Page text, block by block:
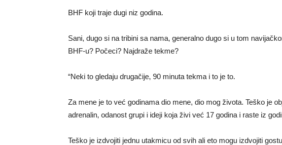
BHF koji traje dugi niz godina.
Sani, dugo si na tribini sa nama, generalno dugo si u tom
BHF-u? Počeci? Najdraže tekme?
“Neki to gledaju drugačije, 90 minuta tekma i to je to.
Za mene je to već godinama dio mene, dio mog života. Teško je
adrenalin, odanost grupi i ideji koja živi već 17 godina i raste iz
Teško je izdvojiti jednu utakmicu od svih ali eto mogu izdvojiti